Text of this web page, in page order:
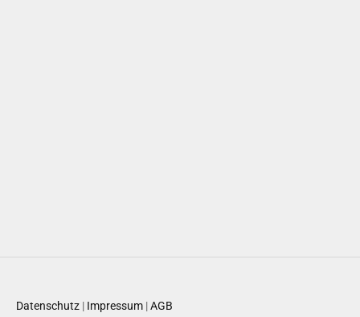
Datenschutz | Impressum |AGB